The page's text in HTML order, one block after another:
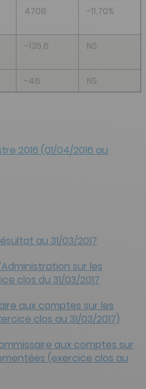
4708 -11,70%
-135,6 NS
-46 NS
2016 (01/04/2016 au
au 31/03/2017
sur les
clos du 31/03/2017
aux comptes sur les
clos au 31/03/2017)
aux comptes sur
(exercice clos au